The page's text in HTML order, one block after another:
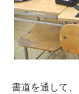
書道を通して